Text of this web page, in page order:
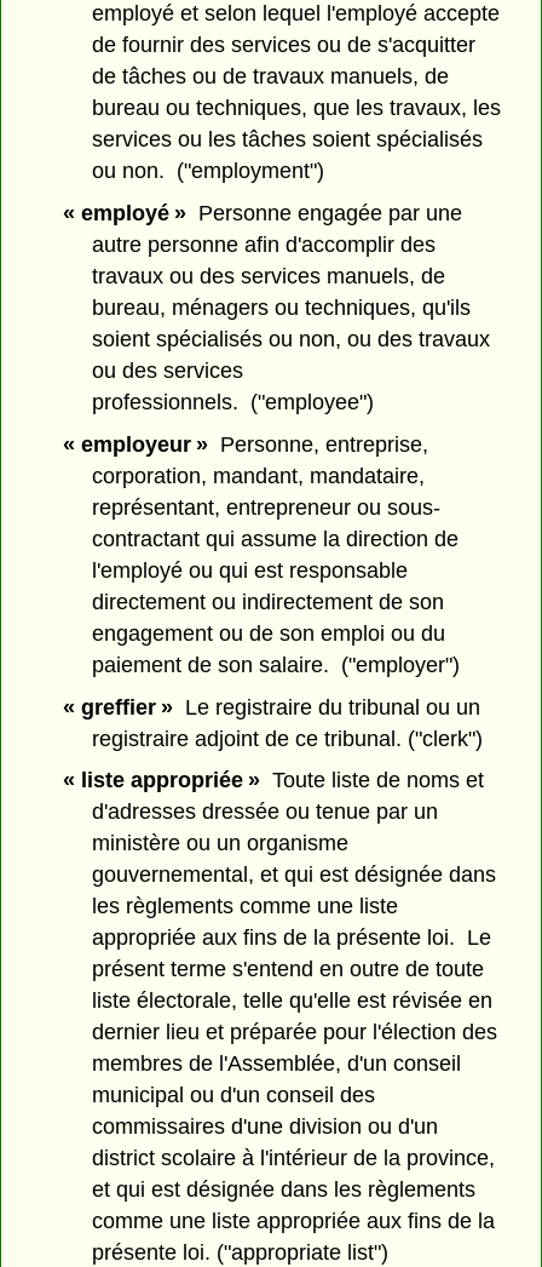
employé et selon lequel l'employé accepte
de fournir des services ou de s'acquitter
de tâches ou de travaux manuels, de
bureau ou techniques, que les travaux, les
services ou les tâches soient spécialisés
ou non. ("employment")
« employé »Personne engagée par une
autre personne afin d'accomplir des
travaux ou des services manuels, de
bureau, ménagers ou techniques, qu'ils
soient spécialisés ou non, ou des travaux
ou des services
professionnels. ("employee")
« employeur »Personne, entreprise,
corporation, mandant, mandataire,
représentant, entrepreneur ou sous-
contractant qui assume la direction de
l'employé ou qui est responsable
directement ou indirectement de son
engagement ou de son emploi ou du
paiement de son salaire. ("employer")
« greffier »Le registraire du tribunal ou un
registraire adjoint de ce tribunal. ("clerk")
« liste appropriée »Toute liste de noms et
d'adresses dressée ou tenue par un
ministère ou un organisme
gouvernemental, et qui est désignée dans
les règlements comme une liste
appropriée aux fins de la présente loi. Le
présent terme s'entend en outre de toute
liste électorale, telle qu'elle est révisée en
dernier lieu et préparée pour l'élection des
membres de l'Assemblée, d'un conseil
municipal ou d'un conseil des
commissaires d'une division ou d'un
district scolaire à l'intérieur de la province,
et qui est désignée dans les règlements
comme une liste appropriée aux fins de la
présente loi. ("appropriate list")